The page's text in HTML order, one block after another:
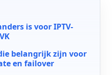
is voor IPTV-
belangrijk zijn voor
en failover